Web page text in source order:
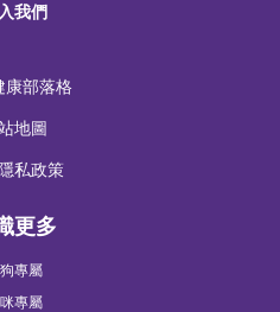
我們
康部落格
地圖
私政策
更多
專屬
專屬